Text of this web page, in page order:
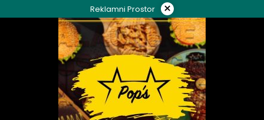
to
Reklamni Prostor ×